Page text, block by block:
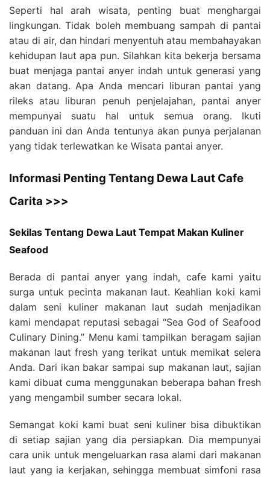
Seperti hal arah wisata, penting buat menghargai
lingkungan. Tidak boleh membuang sampah di pantai
atau di air, dan hindari menyentuh atau membahayakan
kehidupan laut apa pun. Silahkan kita bekerja bersama
buat menjaga pantai anyer indah untuk generasi yang
akan datang. Apa Anda mencari liburan pantai yang
rileks atau liburan penuh penjelajahan, pantai anyer
mempunyai suatu hal untuk semua orang. Ikuti
panduan ini dan Anda tentunya akan punya perjalanan
yang tidak terlewatkan ke Wisata pantai anyer.
Informasi Penting Tentang Dewa Laut Cafe
Carita >>>
Sekilas Tentang Dewa Laut Tempat Makan Kuliner
Seafood
Berada di pantai anyer yang indah, cafe kami yaitu
surga untuk pecinta makanan laut. Keahlian koki kami
dalam seni kuliner makanan laut sudah menjadikan
kami mendapat reputasi sebagai “Sea God of Seafood
Culinary Dining.” Menu kami tampilkan beragam sajian
makanan laut fresh yang terikat untuk memikat selera
Anda. Dari ikan bakar sampai sup makanan laut, sajian
kami dibuat cuma menggunakan beberapa bahan fresh
yang mengambil sumber secara lokal.
Semangat koki kami buat seni kuliner bisa dibuktikan
di setiap sajian yang dia persiapkan. Dia mempunyai
cara unik untuk mengeluarkan rasa alami dari makanan
laut yang ia kerjakan, sehingga membuat simfoni rasa